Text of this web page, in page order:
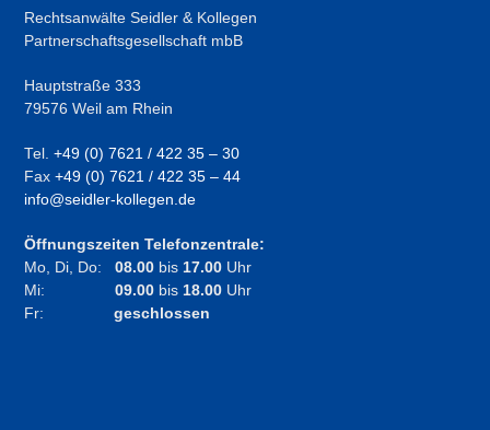
Rechtsanwälte Seidler & Kollegen
Partnerschaftsgesellschaft mbB
Hauptstraße 333
79576 Weil am Rhein
Tel.+49 (0) 7621 / 422 35 – 30
Fax+49 (0) 7621 / 422 35 – 44
info@seidler-kollegen.de
Öffnungszeiten Telefonzentrale:
Mo, Di, Do:08.00 bis17.00 Uhr
Mi:09.00 bis18.00 Uhr
Fr:
geschlossen